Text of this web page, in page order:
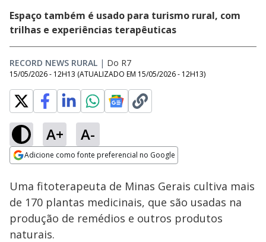
Espaço também é usado para turismo rural, com
trilhas e experiências terapêuticas
RECORD NEWS RURAL | Do R7
15/05/2026 - 12H13 (ATUALIZADO EM 15/05/2026 - 12H13)
A+ A-
Adicione como fonte preferencial no Google
Ativar
Loaded
20.73%
Uma fitoterapeuta de Minas Gerais cultiva mais
de 170 plantas medicinais, que são usadas na
produção de remédios e outros produtos
naturais.